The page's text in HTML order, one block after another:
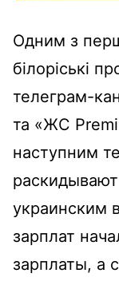
Одним з
білоріські
телеграм-
та «ЖС
наступним
украинским
зарплат
зарплаты, а